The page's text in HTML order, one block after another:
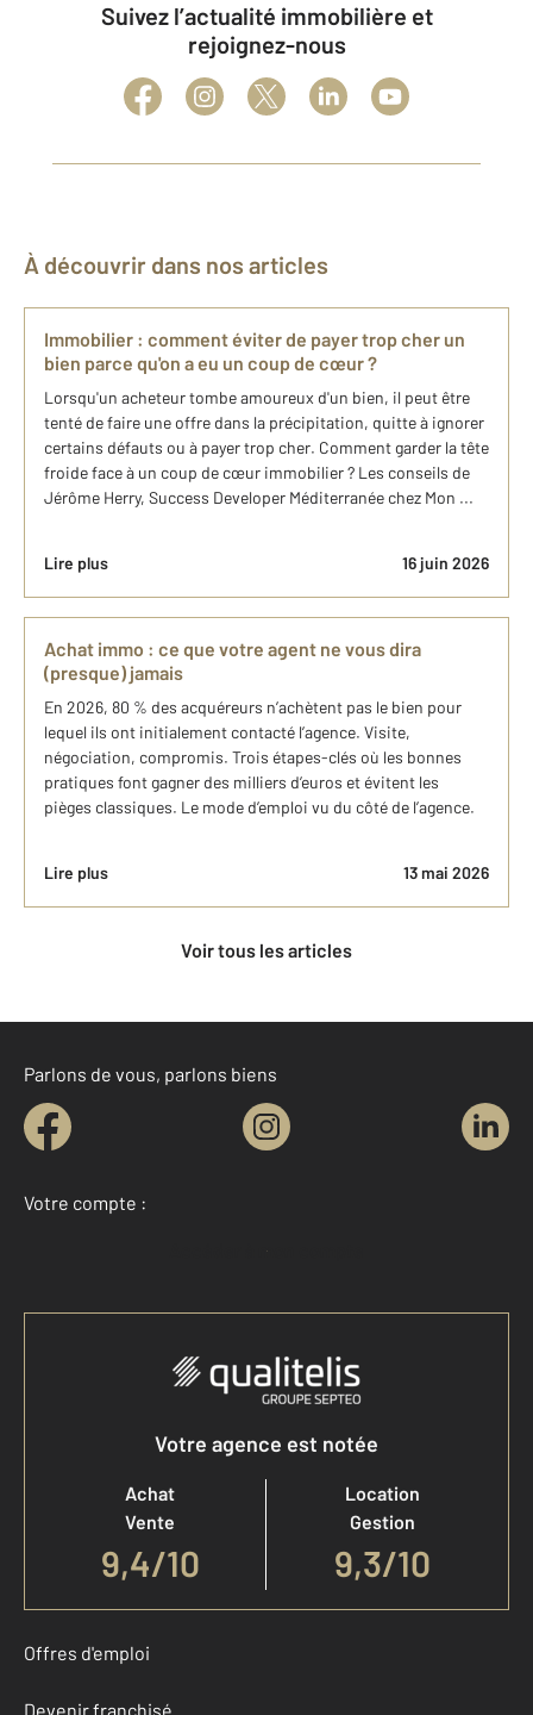
Suivez l’actualité immobilière et
rejoignez-nous
À découvrir dans nos articles
Immobilier : comment éviter de payer trop cher un
bien parce qu'on a eu un coup de cœur ?
Lorsqu'un acheteur tombe amoureux d'un bien, il peut être
tenté de faire une offre dans la précipitation, quitte à ignorer
certains défauts ou à payer trop cher. Comment garder la tête
froide face à un coup de cœur immobilier ? Les conseils de
Jérôme Herry, Success Developer Méditerranée chez Mon ...
Lire plus 16 juin 2026
Achat immo : ce que votre agent ne vous dira
(presque) jamais
En 2026, 80 % des acquéreurs n’achètent pas le bien pour
lequel ils ont initialement contacté l’agence. Visite,
négociation, compromis. Trois étapes-clés où les bonnes
pratiques font gagner des milliers d’euros et évitent les
pièges classiques. Le mode d’emploi vu du côté de l’agence.
Lire plus 13 mai 2026
Voir tous les articles
Parlons de vous, parlons biens
Votre compte :
Accéder à mon compte
Votre agence est notée
Achat
Vente
9,4/10
Location
Gestion
9,3/10
Offres d'emploi
Devenir franchisé